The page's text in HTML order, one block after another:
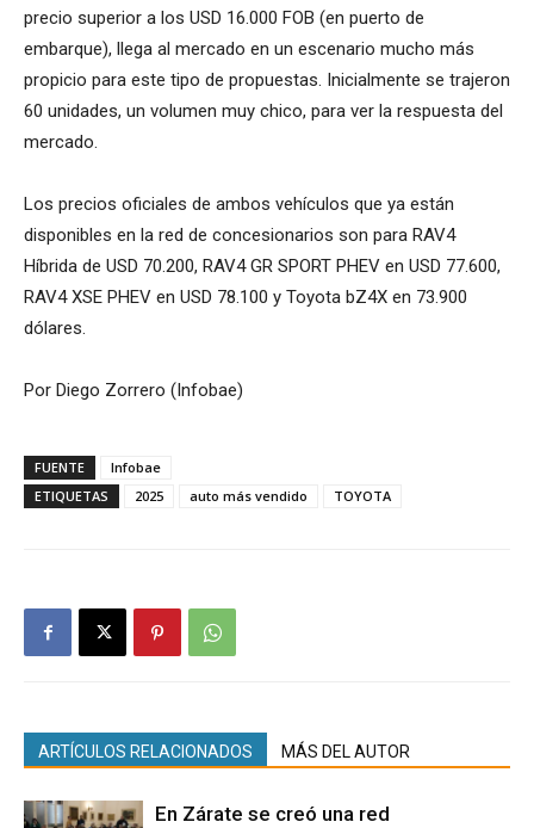
precio superior a los USD 16.000 FOB (en puerto de
embarque), llega al mercado en un escenario mucho más
propicio para este tipo de propuestas. Inicialmente se trajeron
60 unidades, un volumen muy chico, para ver la respuesta del
mercado.
Los precios oficiales de ambos vehículos que ya están
disponibles en la red de concesionarios son para RAV4
Híbrida de USD 70.200, RAV4 GR SPORT PHEV en USD 77.600,
RAV4 XSE PHEV en USD 78.100 y Toyota bZ4X en 73.900
dólares.
Por Diego Zorrero (Infobae)
FUENTE
Infobae
ETIQUETAS
2025 auto más vendido TOYOTA
ARTÍCULOS RELACIONADOS MÁS DEL AUTOR
En Zárate se creó una red